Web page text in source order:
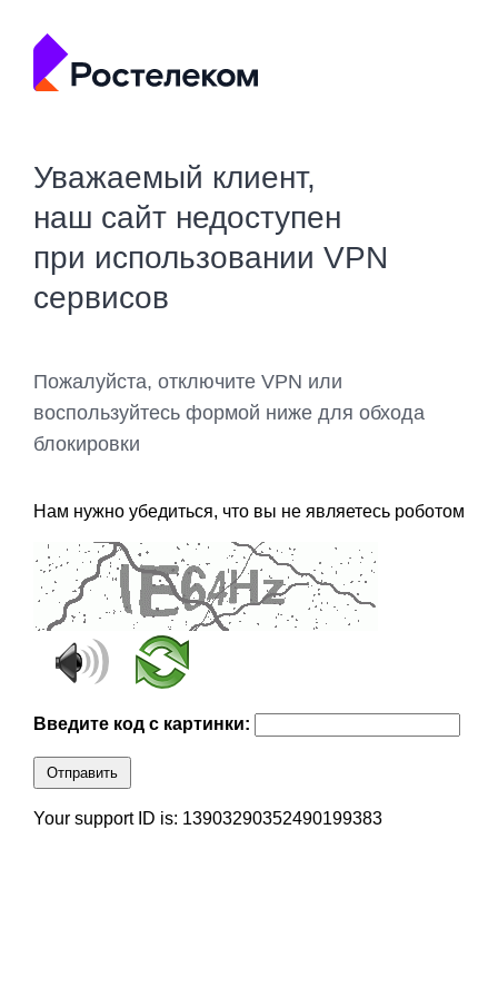
Уважаемый клиент,
наш сайт недоступен
при использовании VPN
сервисов
Пожалуйста, отключите VPN или
воспользуйтесь формой ниже для обхода
блокировки
Нам нужно убедиться, что вы не являетесь роботом
Введите код с картинки:
Отправить
Your support ID is: 13903290352490199383